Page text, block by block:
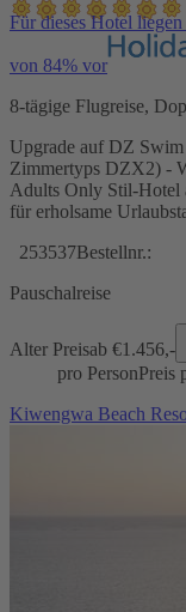
Für dieses Hotel
von 84% vor
8-tägige Flugreise,
Upgrade auf DZ
Zimmertyps DZX2) -
Adults Only Stil-Hotel
für erholsame
253537Bestellnr.:
Pauschalreise
Alter Preisab €1.456,-
pro PersonPreis
Kiwengwa Beach